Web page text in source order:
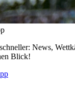
News,
Blick!